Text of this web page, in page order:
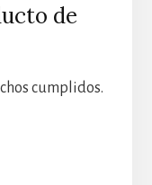
de
cumplidos.